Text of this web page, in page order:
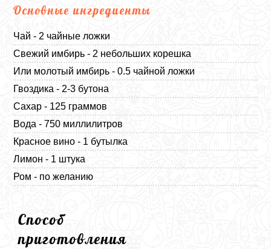
Основные ингредиенты
Чай - 2 чайные ложки
Свежий имбирь - 2 небольших корешка
Или молотый имбирь - 0.5 чайной ложки
Гвоздика - 2-3 бутона
Сахар - 125 граммов
Вода - 750 миллилитров
Красное вино - 1 бутылка
Лимон - 1 штука
Ром - по желанию
Способ
приготовления